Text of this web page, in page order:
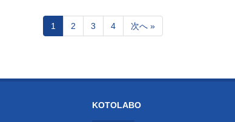
Page
1 Page
2 Page
3 Page
4 次へ »
KOTOLABO